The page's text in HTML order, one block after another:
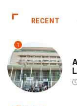
RECENT
1